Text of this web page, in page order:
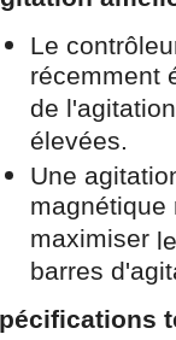
Le
récemment
de
élevées.
Une
magnétique
maximiser
barres